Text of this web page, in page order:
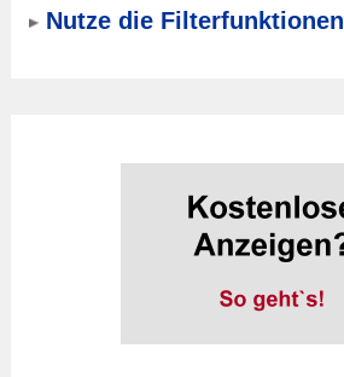
Nutze die Filterfunktionen